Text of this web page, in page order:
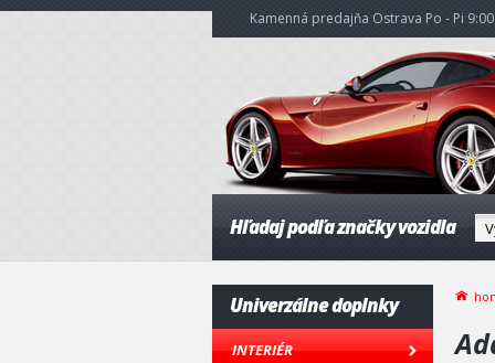
Kamenná predajňa Ostrava Po - Pi
Hľadaj podľa značky vozidla
Univerzálne doplnky
INTERIÉR